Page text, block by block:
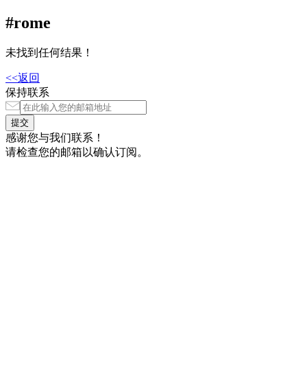
#rome
未找到任何结果！
<<返回
保持联系
感谢您与我们联系！
请检查您的邮箱以确认订阅。